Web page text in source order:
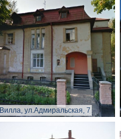
Вилла, ул.Адмиральская, 7